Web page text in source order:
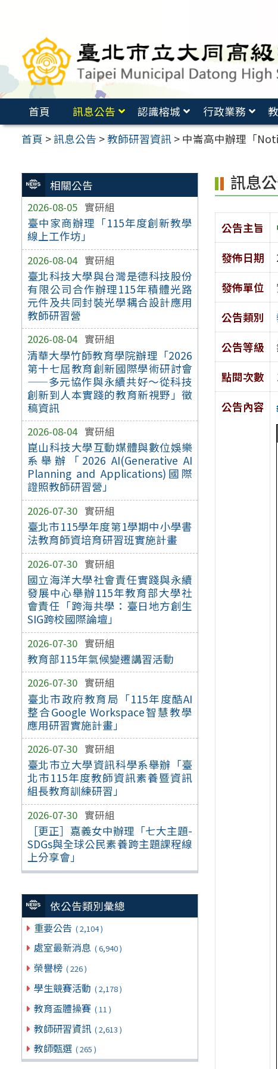
要
容
首頁 訊息公告 認識榕城 行政業務
首頁 >訊息公告 >教師研習資訊 > 中崙高中辦理「
相關公告
2026-08-05 實研組
臺中家商辦理「115年度創新教學
線上工作坊」
2026-08-04 實研組
臺北科技大學與台灣是德科技股份
有限公司合作辦理115年積體光路
元件及共同封裝光學耦合設計應用
教師研習營
2026-08-04 實研組
清華大學竹師教育學院辦理「2026
第十七屆教育創新國際學術研討會
——多元協作與永續共好～從科技
創新到人本實踐的教育新視野」徵
稿資訊
2026-08-04 實研組
崑山科技大學互動媒體與數位娛樂
系舉辦「2026 AI(Generative AI
Planning and Applications)國際
證照教師研習營」
2026-07-30 實研組
臺北市115學年度第1學期中小學書
法教育師資培育研習班實施計畫
2026-07-30 實研組
國立海洋大學社會責任實踐與永續
發展中心舉辦115年教育部大學社
會責任「跨海共學：臺日地方創生
SIG跨校國際論壇」
2026-07-30 實研組
教育部115年氣候變遷講習活動
2026-07-30 實研組
臺北市政府教育局「115年度酷AI
整合Google Workspace智慧教學
應用研習實施計畫」
2026-07-30 實研組
臺北市立大學資訊科學系舉辦「臺
北市115年度教師資訊素養暨資訊
組長教育訓練研習」
2026-07-30 實研組
［更正］嘉義女中辦理「七大主題-
SDGs與全球公民素養跨主題課程線
上分享會」
依公告類別彙總
重要公告 ( 2,104 )
處室最新消息 ( 6,940 )
榮譽榜 ( 226 )
學生競賽活動 ( 2,178 )
教育盃體操賽 ( 11 )
教師研習資訊 ( 2,613 )
教師甄選 ( 265 )
訊息
公告主旨
發佈日期
發佈單位
公告類別
公告等級
點閱次數
公告內容